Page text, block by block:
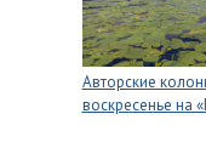
Авторские
воскресенье на